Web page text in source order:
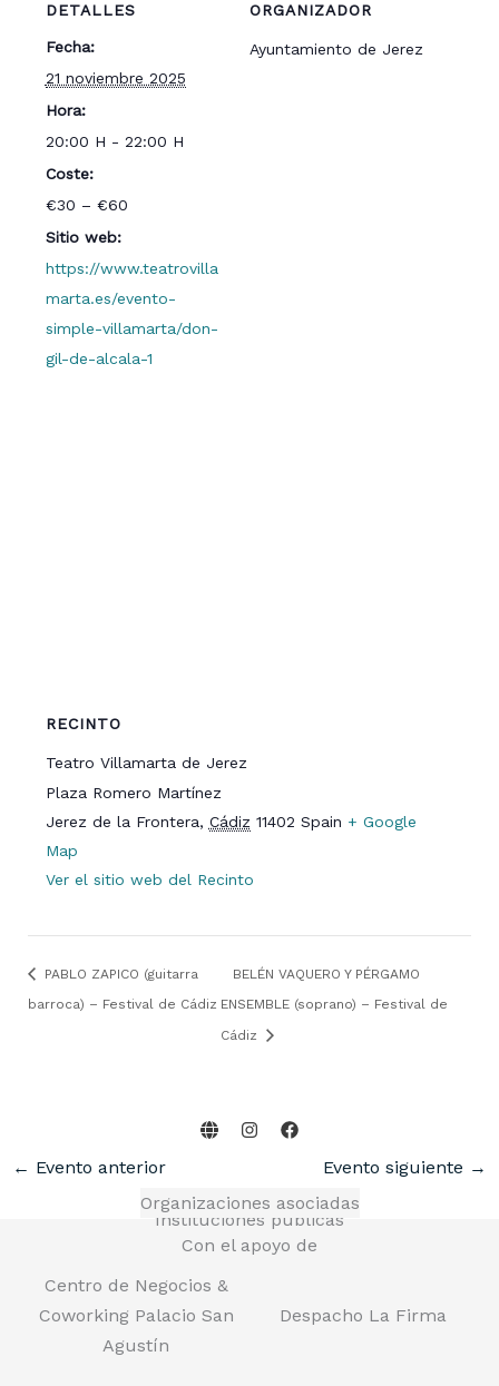
DETALLES
Fecha:
21 noviembre 2025
Hora:
20:00 H - 22:00 H
Coste:
€30 – €60
Sitio web:
https://www.teatrovilla
marta.es/evento-
simple-villamarta/don-
gil-de-alcala-1
ORGANIZADOR
Ayuntamiento de Jerez
RECINTO
Teatro Villamarta de Jerez
Plaza Romero Martínez
Jerez de la Frontera, Cádiz 11402 Spain + Google
Map
Ver el sitio web del Recinto
PABLO ZAPICO (guitarra
barroca) – Festival de Cádiz
BELÉN VAQUERO Y PÉRGAMO
ENSEMBLE (soprano) – Festival de
Cádiz
← Evento anterior Evento siguiente →
Con el apoyo de
Instituciones públicas
Organizaciones asociadas
Centro de Negocios &
Coworking Palacio San
Agustín
Despacho La Firma